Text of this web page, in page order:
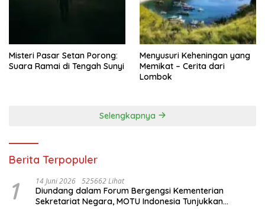
Misteri Pasar Setan Porong:
Suara Ramai di Tengah Sunyi
Menyusuri Keheningan yang
Memikat – Cerita dari
Lombok
Selengkapnya
Berita Terpopuler
1 14 Juni 2026 525662 Lihat
Diundang dalam Forum Bergengsi Kementerian
Sekretariat Negara, MOTU Indonesia Tunjukkan